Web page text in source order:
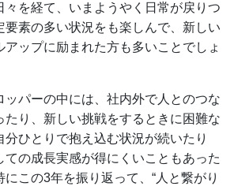
々を経て、いまようやく日常が戻りつ
要素の多い状況をも楽しんで、新しい
ップに励まれた方も多いことでしょ
ッパーの中には、社内外で人とのつな
たり、新しい挑戦をするときに困難な
ひとりで抱え込む状況が続いたり
ての成長実感が得にくいこともあった
この3年を振り返って、“人と繋がり